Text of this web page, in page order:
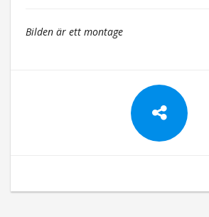
Bilden är ett montage